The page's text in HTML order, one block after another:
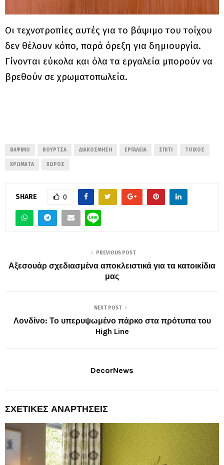
Οι τεχνοτροπίες αυτές για το βάψιμο του τοίχου
δεν θέλουν κόπο, παρά όρεξη για δημιουργία.
Γίνονται εύκολα και όλα τα εργαλεία μπορούν να
βρεθούν σε χρωματοπωλεία.
ΒΆΨΙΜΟ ΒΟΎΡΤΣΑ ΔΙΑΚΌΣΜΗΣΗ ΕΡΓΑΛΕΊΑ ΣΠΊΤΙ ΤΟΊΧΟΣ
ΧΡΏΜΑΤΑ ΧΏΡΟΣ
SHARE 0
PREVIOUS POST
Αξεσουάρ σχεδιασμένα αποκλειστικά για τα κατοικίδια
μας
NEXT POST
Λονδίνο: Το υπερυψωμένο πάρκο στα πρότυπα του
High Line
DecorNews
ΣΧΕΤΙΚΈΣ ΑΝΑΡΤΉΣΕΙΣ